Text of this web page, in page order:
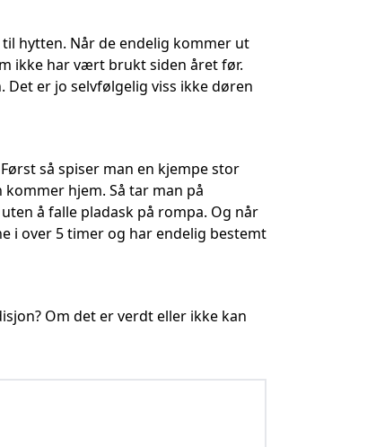
hytten. Når de endelig kommer ut
ikke har vært brukt siden året før.
er jo selvfølgelig viss ikke døren
så spiser man en kjempe stor
hjem. Så tar man på
å falle pladask på rompa. Og når
i over 5 timer og har endelig bestemt
Om det er verdt eller ikke kan